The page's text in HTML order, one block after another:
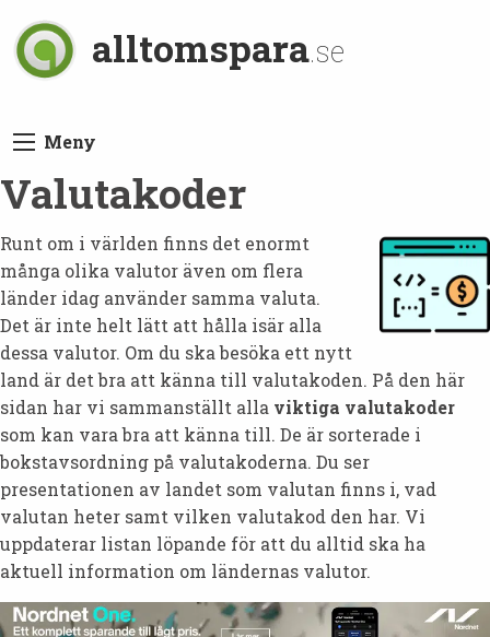
alltomspara.se
Meny
Valutakoder
Runt om i världen finns det enormt
många olika valutor även om flera
länder idag använder samma valuta.
Det är inte helt lätt att hålla isär alla
dessa valutor. Om du ska besöka ett nytt
land är det bra att känna till valutakoden. På den här
sidan har vi sammanställt alla viktiga valutakoder
som kan vara bra att känna till. De är sorterade i
bokstavsordning på valutakoderna. Du ser
presentationen av landet som valutan finns i, vad
valutan heter samt vilken valutakod den har. Vi
uppdaterar listan löpande för att du alltid ska ha
aktuell information om ländernas valutor.